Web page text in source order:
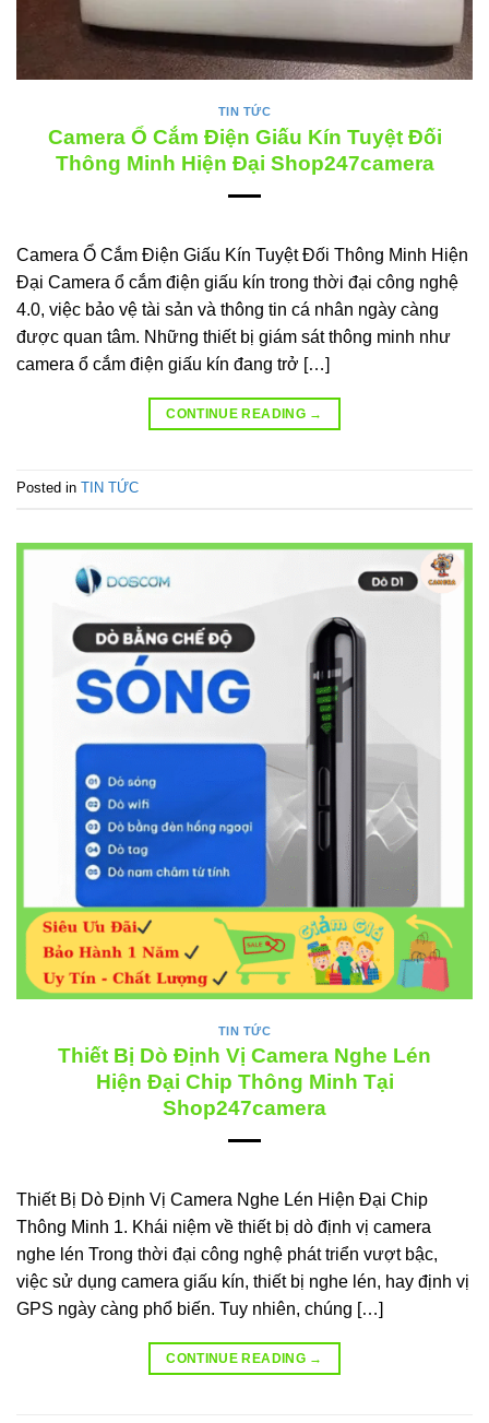
TIN TỨC
Camera Ổ Cắm Điện Giấu Kín Tuyệt Đối
Thông Minh Hiện Đại Shop247camera
Camera Ổ Cắm Điện Giấu Kín Tuyệt Đối Thông Minh Hiện
Đại Camera ổ cắm điện giấu kín trong thời đại công nghệ
4.0, việc bảo vệ tài sản và thông tin cá nhân ngày càng
được quan tâm. Những thiết bị giám sát thông minh như
camera ổ cắm điện giấu kín đang trở […]
CONTINUE READING →
Posted in TIN TỨC
TIN TỨC
Thiết Bị Dò Định Vị Camera Nghe Lén
Hiện Đại Chip Thông Minh Tại
Shop247camera
Thiết Bị Dò Định Vị Camera Nghe Lén Hiện Đại Chip
Thông Minh 1. Khái niệm về thiết bị dò định vị camera
nghe lén Trong thời đại công nghệ phát triển vượt bậc,
việc sử dụng camera giấu kín, thiết bị nghe lén, hay định vị
GPS ngày càng phổ biến. Tuy nhiên, chúng […]
CONTINUE READING →